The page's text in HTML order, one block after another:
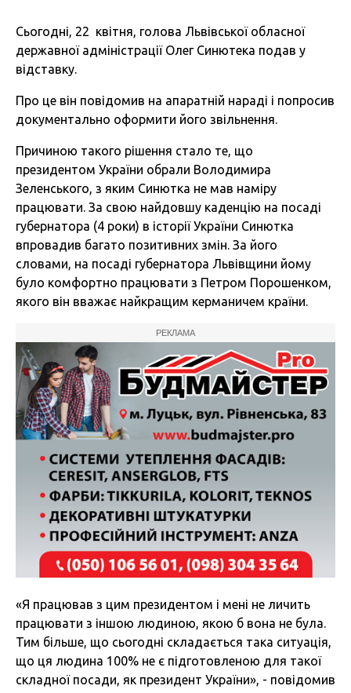
Сьогодні, 22 квітня, голова Львівської обласної
державної адміністрації Олег Синютека подав у
відставку.
Про це він повідомив на апаратній нараді і попросив
документально оформити його звільнення.
Причиною такого рішення стало те, що
президентом України обрали Володимира
Зеленського, з яким Синютка не мав наміру
працювати. За свою найдовшу каденцію на посаді
губернатора (4 роки) в історії України Синютка
впровадив багато позитивних змін. За його
словами, на посаді губернатора Львівщини йому
було комфортно працювати з Петром Порошенком,
якого він вважає найкращим керманичем країни.
РЕКЛАМА
«Я працював з цим президентом і мені не личить
працювати з іншою людиною, якою б вона не була.
Тим більше, що сьогодні складається така ситуація,
що ця людина 100% не є підготовленою для такої
складної посади, як президент України», - повідомив